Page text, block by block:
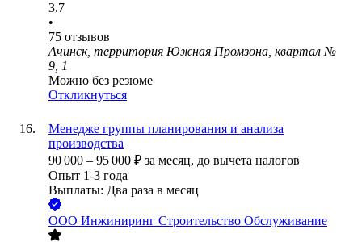
3.7
•
75 отзывов
Ачинск, территория Южная Промзона, квартал №
9, 1
Можно без резюме
Откликнуться
Менедже группы планирования и анализа
производства
90 000 – 95 000 ₽ за месяц, до вычета налогов
Опыт 1-3 года
Выплаты: Два раза в месяц
ООО Инжиниринг Строительство Обслуживание